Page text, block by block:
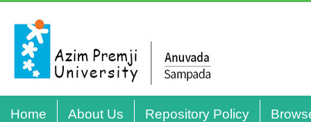
Home About Us Repository Policy